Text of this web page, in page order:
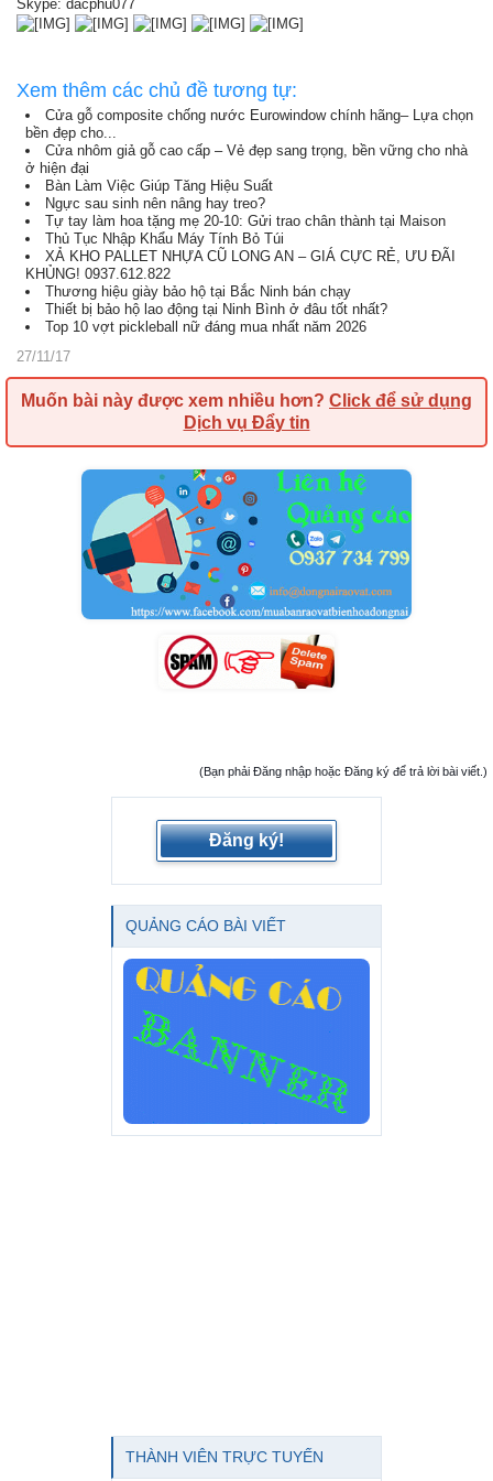
Skype: dacphu077
Xem thêm các chủ đề tương tự:
Cửa gỗ composite chống nước Eurowindow chính hãng– Lựa chọn
bền đẹp cho...
Cửa nhôm giả gỗ cao cấp – Vẻ đẹp sang trọng, bền vững cho nhà
ở hiện đại
Bàn Làm Việc Giúp Tăng Hiệu Suất
Ngực sau sinh nên nâng hay treo?
Tự tay làm hoa tặng mẹ 20-10: Gửi trao chân thành tại Maison
Thủ Tục Nhập Khẩu Máy Tính Bỏ Túi
XẢ KHO PALLET NHỰA CŨ LONG AN – GIÁ CỰC RẺ, ƯU ĐÃI
KHỦNG! 0937.612.822
Thương hiệu giày bảo hộ tại Bắc Ninh bán chạy
Thiết bị bảo hộ lao động tại Ninh Bình ở đâu tốt nhất?
Top 10 vợt pickleball nữ đáng mua nhất năm 2026
27/11/17
Muốn bài này được xem nhiều hơn? Click để sử dụng
Dịch vụ Đẩy tin
(Bạn phải Đăng nhập hoặc Đăng ký để trả lời bài viết.)
Đăng ký!
QUẢNG CÁO BÀI VIẾT
THÀNH VIÊN TRỰC TUYẾN